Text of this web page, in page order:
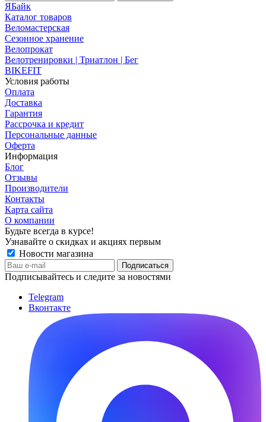
ЯБайк
Каталог товаров
Веломастерская
Сезонное хранение
Велопрокат
Велотренировки | Триатлон | Бег
BIKEFIT
Условия работы
Оплата
Доставка
Гарантия
Рассрочка и кредит
Персональные данные
Оферта
Информация
Блог
Отзывы
Производители
Контакты
Карта сайта
О компании
Будьте всегда в курсе!
Узнавайте о скидках и акциях первым
Новости магазина
Подписывайтесь и следите за новостями
Telegram
Вконтакте